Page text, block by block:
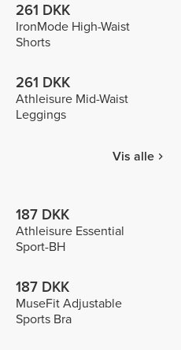
261 DKK
IronMode High-Waist
Shorts
261 DKK
Athleisure Mid-Waist
Leggings
Vis alle
187 DKK
Athleisure Essential
Sport-BH
187 DKK
MuseFit Adjustable
Sports Bra